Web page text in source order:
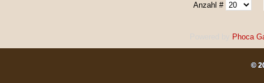
Anzahl #
Phoca
©